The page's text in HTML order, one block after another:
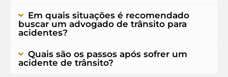
Em quais situações é recomendado
buscar um advogado de trânsito para
acidentes?
Quais são os passos após sofrer um
acidente de trânsito?